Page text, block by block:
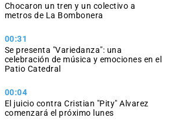
Chocaron un tren y un colectivo a
metros de La Bombonera
00:31
Se presenta "Variedanza": una
celebración de música y emociones en el
Patio Catedral
00:04
El juicio contra Cristian "Pity" Alvarez
comenzará el próximo lunes